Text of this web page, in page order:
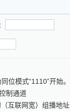
位模式“1110”开始。
制通道
互联网宽）组播地址